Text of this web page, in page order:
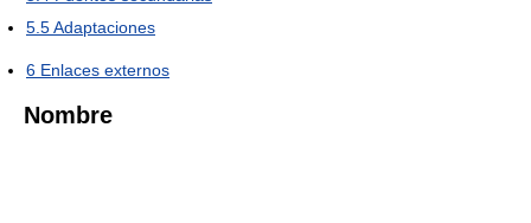
5.5Adaptaciones
6 Enlaces externos
Nombre